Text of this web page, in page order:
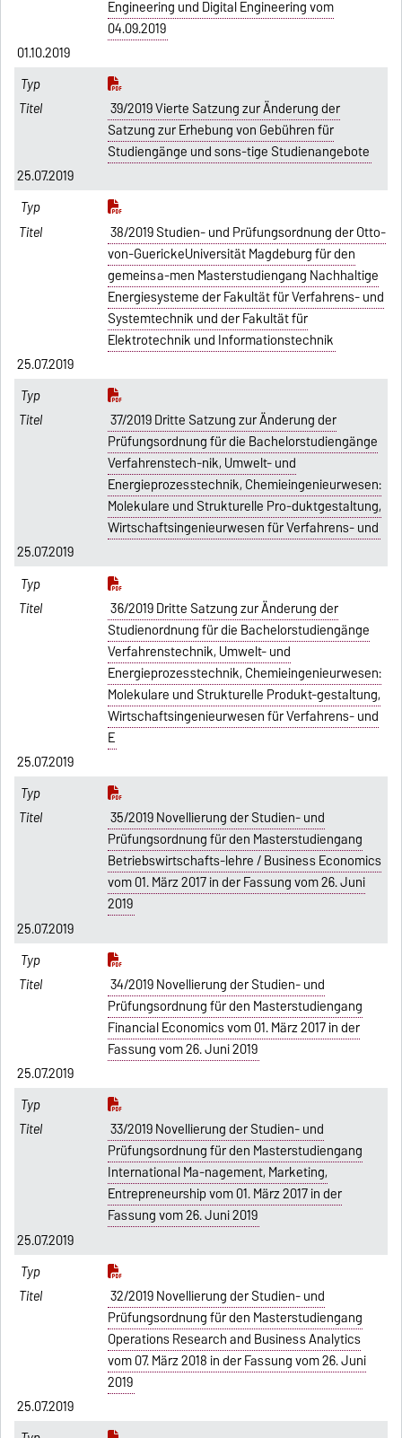
Engineering und Digital Engineering vom
04.09.2019
01.10.2019
39/2019 Vierte Satzung zur Änderung der
Satzung zur Erhebung von Gebühren für
Studiengänge und sons-tige Studienangebote
25.07.2019
38/2019 Studien- und Prüfungsordnung der Otto-
von-GuerickeUniversität Magdeburg für den
gemeinsa-men Masterstudiengang Nachhaltige
Energiesysteme der Fakultät für Verfahrens- und
Systemtechnik und der Fakultät für
Elektrotechnik und Informationstechnik
25.07.2019
37/2019 Dritte Satzung zur Änderung der
Prüfungsordnung für die Bachelorstudiengänge
Verfahrenstech-nik, Umwelt- und
Energieprozesstechnik, Chemieingenieurwesen:
Molekulare und Strukturelle Pro-duktgestaltung,
Wirtschaftsingenieurwesen für Verfahrens- und
25.07.2019
36/2019 Dritte Satzung zur Änderung der
Studienordnung für die Bachelorstudiengänge
Verfahrenstechnik, Umwelt- und
Energieprozesstechnik, Chemieingenieurwesen:
Molekulare und Strukturelle Produkt-gestaltung,
Wirtschaftsingenieurwesen für Verfahrens- und
E
25.07.2019
35/2019 Novellierung der Studien- und
Prüfungsordnung für den Masterstudiengang
Betriebswirtschafts-lehre / Business Economics
vom 01. März 2017 in der Fassung vom 26. Juni
2019
25.07.2019
34/2019 Novellierung der Studien- und
Prüfungsordnung für den Masterstudiengang
Financial Economics vom 01. März 2017 in der
Fassung vom 26. Juni 2019
25.07.2019
33/2019 Novellierung der Studien- und
Prüfungsordnung für den Masterstudiengang
International Ma-nagement, Marketing,
Entrepreneurship vom 01. März 2017 in der
Fassung vom 26. Juni 2019
25.07.2019
32/2019 Novellierung der Studien- und
Prüfungsordnung für den Masterstudiengang
Operations Research and Business Analytics
vom 07. März 2018 in der Fassung vom 26. Juni
2019
25.07.2019